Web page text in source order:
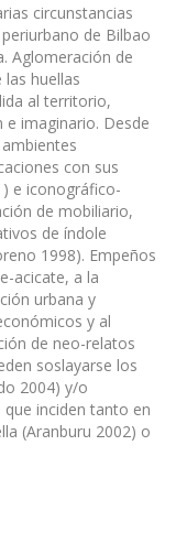
circunstancias
de Bilbao
Aglomeración de
huellas
al territorio,
e imaginario. Desde
con sus
e iconográfico-
de mobiliario,
de índole
1998). Empeños
acicate, a la
urbana y
y al
de neo-relatos
soslayarse los
2004) y/o
inciden tanto en
(Aranburu 2002) o